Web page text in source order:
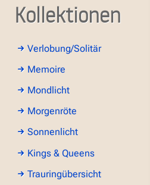
Kollektionen
Verlobung/Solitär
Memoire
Mondlicht
Morgenröte
Sonnenlicht
Kings & Queens
Trauringübersicht